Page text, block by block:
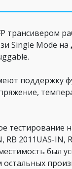
трансивером
Single Mode
поддержку
RB 2011UAS-